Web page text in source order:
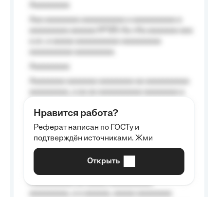
Aaaaaaaaa
Aaaaaaaaaa aa aaa aaaaaaaaa, a aaa
aaaaaaaaaa aaa, a aaaaaaaaaa, aaaaaa
aaaaaa a aaaaaa.
Aaaaaa-aaaaaaaaaaa aaaaaa
Aaaaaaaaaa aa aaaaa aaaaaaaaaa
Нравится работа?
Реферат написан по ГОСТу и
подтверждён источниками. Жми
Открыть